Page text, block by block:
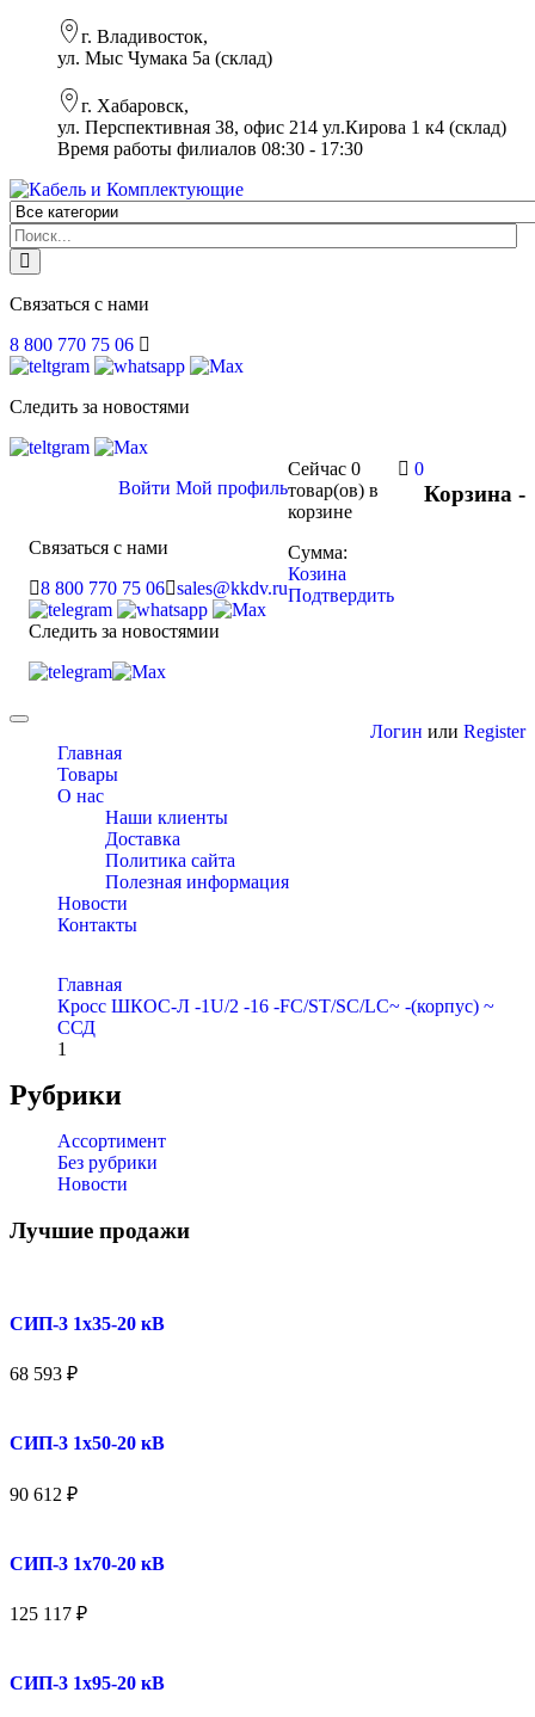
г. Владивосток,
ул. Мыс Чумака 5а (склад)
г. Хабаровск,
ул. Перспективная 38, офис 214 ул.Кирова 1 к4 (склад)
Время работы филиалов 08:30 - 17:30
Связаться с нами
8 800 770 75 06
Следить за новостями
Корзина -
0
Сейчас 0
товар(ов) в
корзине
Сумма:
Козина
Подтвердить
Войти Мой профиль
Связаться с нами
8 800 770 75 06 sales@kkdv.ru
Следить за новостямии
Toggle
navigationГлавная
Товары
О нас
Наши клиенты
Доставка
Политика сайта
Полезная информация
Новости
Контакты
Логин или Register
Главная
Кросс ШКОС-Л -1U/2 -16 -FC/ST/SC/LC~ -(корпус) ~
ССД
1
Рубрики
Ассортимент
Без рубрики
Новости
Лучшие продажи
СИП-3 1x35-20 кВ
68 593 ₽
СИП-3 1x50-20 кВ
90 612 ₽
СИП-3 1x70-20 кВ
125 117 ₽
СИП-3 1x95-20 кВ